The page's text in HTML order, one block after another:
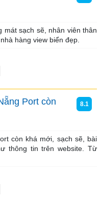
mát sạch sẽ, nhân viên thân
hàng view biển đẹp.
Port còn
8.1
còn khá mới, sạch sẽ, bài
thông tin trên website. Từ